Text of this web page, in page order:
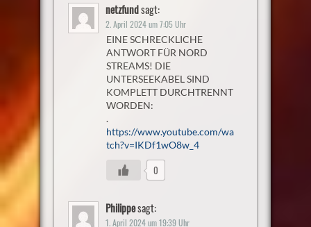
netzfundsagt:
2. April 2024 um 7:05 Uhr
EINE SCHRECKLICHE
ANTWORT FÜR NORD
STREAMS! DIE
UNTERSEEKABEL SIND
KOMPLETT DURCHTRENNT
WORDEN:
.
https://www.youtube.com/wa
tch?v=IKDf1wO8w_4
0
Philippesagt:
1. April 2024 um 19:39 Uhr